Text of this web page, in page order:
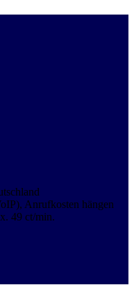
Anrufkosten hängen
49 ct/min.